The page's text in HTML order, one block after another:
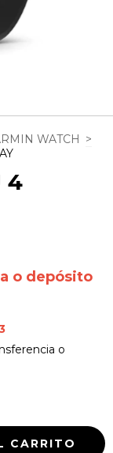
WATCH >
4
o depósito
o